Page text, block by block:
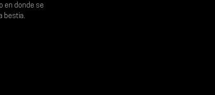
en donde se
bestia.